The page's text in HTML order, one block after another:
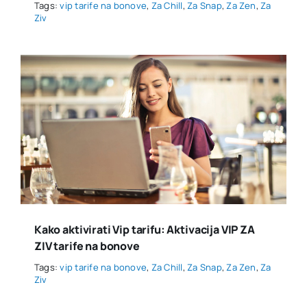
Tags:vip tarife na bonove, Za Chill,Za Snap,Za Zen,Za
Ziv
Kako aktivirati Vip tarifu: Aktivacija VIP ZA
ZIV tarife na bonove
Tags:vip tarife na bonove, Za Chill,Za Snap,Za Zen,Za
Ziv